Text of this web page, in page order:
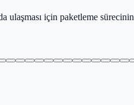
için paketleme sürecinin